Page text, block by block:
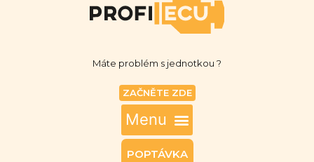
Máte problém s jednotkou ?
ZAČNĚTE ZDE
POPTÁVKA